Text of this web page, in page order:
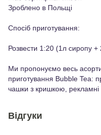
Зроблено в Польщі
Спосіб приготування:
Розвести 1:20 (1л сиропу +
Ми пропонуємо весь
приготування Bubble Tea:
чашки з кришкою, рекламні
Відгуки